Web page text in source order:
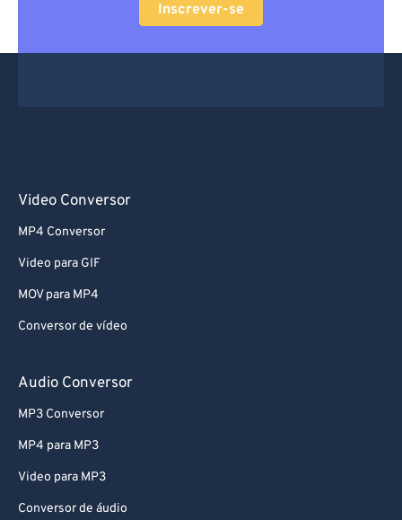
Inscrever-se
Video Conversor
MP4 Conversor
Video para GIF
MOV para MP4
Conversor de vídeo
Audio Conversor
MP3 Conversor
MP4 para MP3
Video para MP3
Conversor de áudio